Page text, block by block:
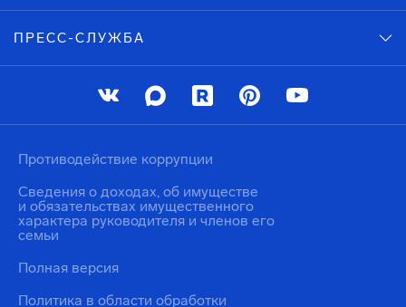
ПРЕСС-СЛУЖБА
Политика в области обработки
Противодействие коррупции
Сведения о доходах, об имуществе
и обязательствах имущественного
характера руководителя и членов его
семьи
Полная версия